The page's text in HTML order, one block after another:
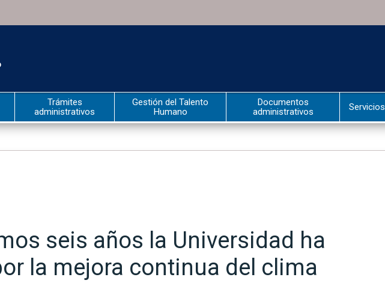
Trámites
administrativos
Gestión del Talento
Humano
Documentos
administrativos
Servicios
seis años la Universidad ha
la mejora continua del clima